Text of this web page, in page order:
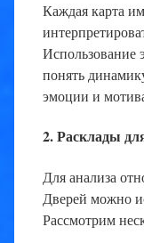
Каждая карта
Использование
понять
эмоции и
2. Расклады
Для анализа
Дверей можно
Рассмотрим